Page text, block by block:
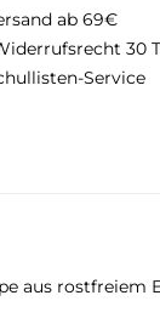
ab 69€
30
Service
aus rostfreiem